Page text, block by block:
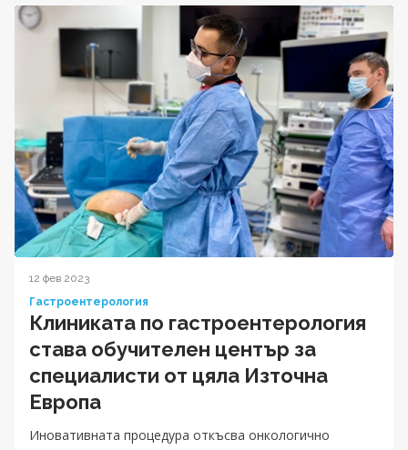
12 фев 2023
Гастроентерология
Клиниката по гастроентерология
става обучителен център за
специалисти от цяла Източна
Европа
Иновативната процедура откъсва онкологично